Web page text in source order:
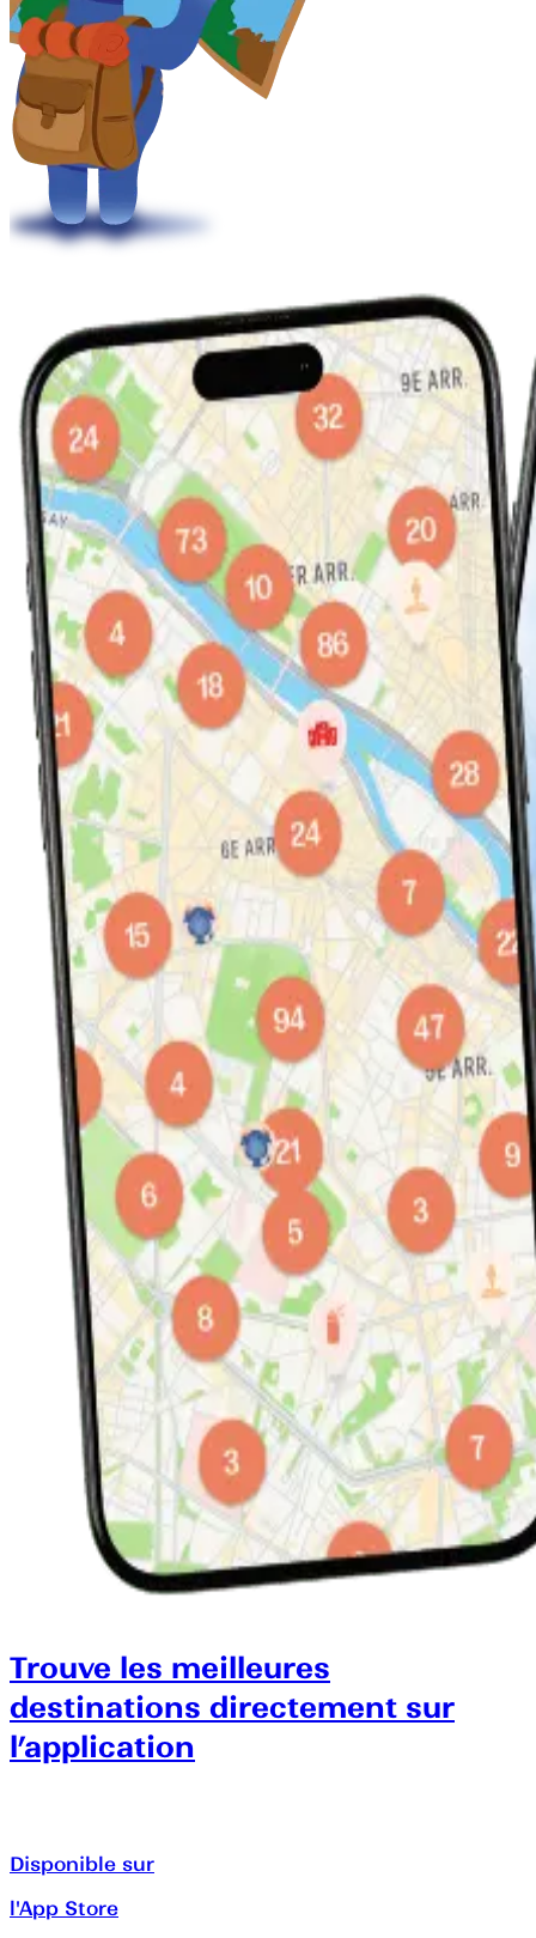
Trouve les meilleures
destinations directement sur
l’application
Disponible sur
l'App Store